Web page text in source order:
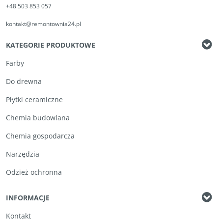
+48 503 853 057
kontakt@remontownia24.pl
KATEGORIE PRODUKTOWE
Farby
Do drewna
Płytki ceramiczne
Chemia budowlana
Chemia gospodarcza
Narzędzia
Odzież ochronna
INFORMACJE
Kontakt